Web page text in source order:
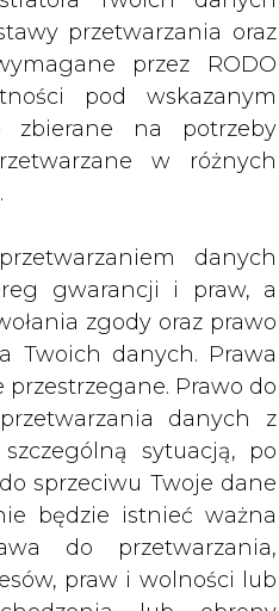
Prawo do
danych z
sytuacją, po
sprzeciwu Twoje dane
będzie istnieć ważna
do przetwarzania,
praw i wolności lub
lub obrony
przetwarzane w celu
sprzeciwu. Jeżeli
oceną niezbędności
lub masz inne
zgłoś sprzeciw
na adres Inspektora
adres iod@are.waw.pl
zgodność z prawem
jej wycofaniem.
określić warunki
ciepłownicza wymaga
czeka wiele wyzwań
jest pakiet zimowy -
i klimatycznej Unii
aktów prawnych. Nas
energetycznej, o
na jakich zasadach
czy spowoduje to
systemowego. To
Komisją Europejską,
swoje stanowiska w
standardy BAT, które
azotu, siarki i pyłów dla